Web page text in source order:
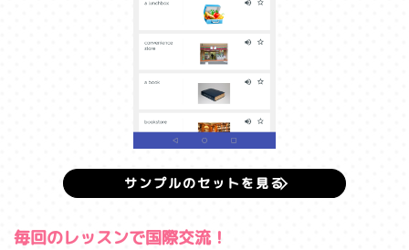
サンプルのセットを見る
毎回のレッスンで国際交流！